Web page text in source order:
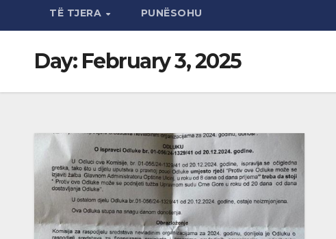
TË TJERA PUNËSOHU
Day: February 3, 2025